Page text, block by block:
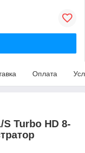
Оплата
Turbo HD 8-